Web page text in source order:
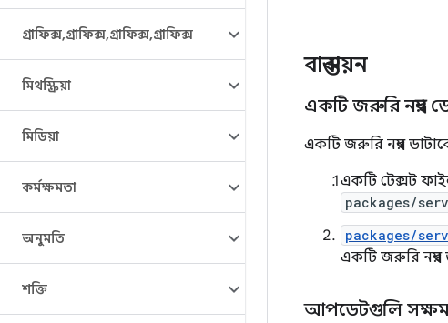
গ্রাফিক্স,গ্রাফিক্স,গ্রাফিক্স,গ্রাফিক্স
মিথস্ক্রিয়া
মিডিয়া
কর্মক্ষমতা
অনুমতি
শক্তি
বাস্তবায়ন
একটি জরুরি নম্বর
একটি জরুরি নম্বর
একটি টেক্সট
packages/
packages/
একটি জরুরি
আপডেটগুলি